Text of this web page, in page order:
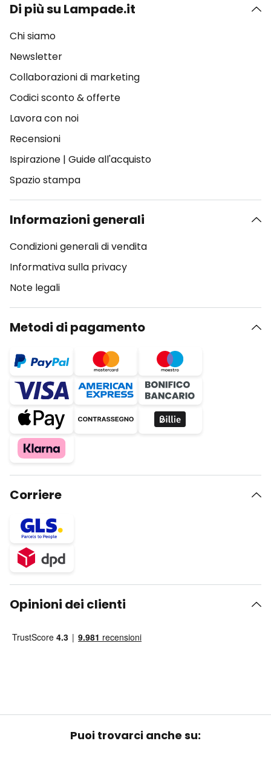
Di più su Lampade.it
Chi siamo
Newsletter
Collaborazioni di marketing
Codici sconto & offerte
Lavora con noi
Recensioni
Ispirazione | Guide all'acquisto
Spazio stampa
Informazioni generali
Condizioni generali di vendita
Informativa sulla privacy
Note legali
Metodi di pagamento
Corriere
Opinioni dei clienti
Puoi trovarci anche su: